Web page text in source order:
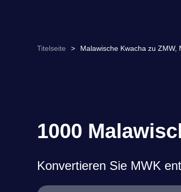
Titelseite > Malawische Kwacha zu
1000
Konvertieren Sie MWK